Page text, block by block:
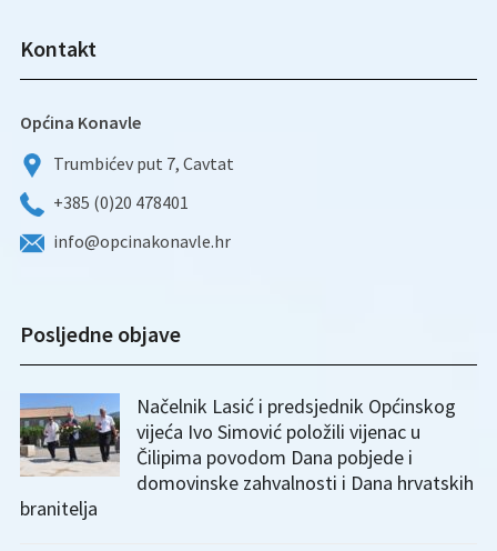
Kontakt
Općina Konavle
Trumbićev put 7, Cavtat
+385 (0)20 478401
info@opcinakonavle.hr
Posljedne objave
Načelnik Lasić i predsjednik Općinskog
vijeća Ivo Simović položili vijenac u
Čilipima povodom Dana pobjede i
domovinske zahvalnosti i Dana hrvatskih
branitelja